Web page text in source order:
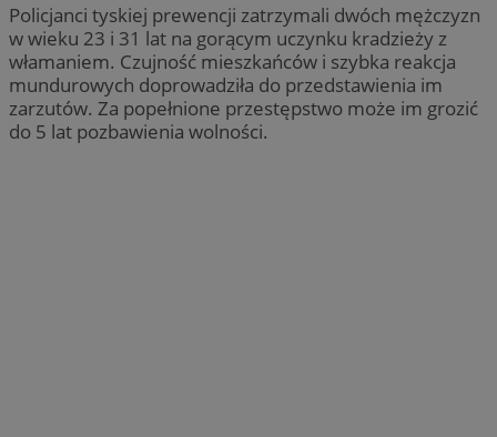
Policjanci tyskiej prewencji zatrzymali dwóch mężczyzn
w wieku 23 i 31 lat na gorącym uczynku kradzieży z
włamaniem. Czujność mieszkańców i szybka reakcja
mundurowych doprowadziła do przedstawienia im
zarzutów. Za popełnione przestępstwo może im grozić
do 5 lat pozbawienia wolności.